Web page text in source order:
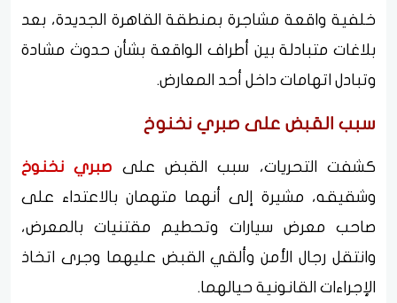
خلفية واقعة مشاجرة بمنطقة القاهرة الجديدة، بعد
بلاغات متبادلة بين أطراف الواقعة بشأن حدوث مشادة
وتبادل اتهامات داخل أحد المعارض.
سبب القبض على صبري نخنوخ
كشفت التحريات، سبب القبض على صبري نخنوخ
وشقيقه، مشيرة إلى أنهما متهمان بالاعتداء على
صاحب معرض سيارات وتحطيم مقتنيات بالمعرض،
وانتقل رجال الأمن وألقي القبض عليهما وجرى اتخاذ
الإجراءات القانونية حيالهما.